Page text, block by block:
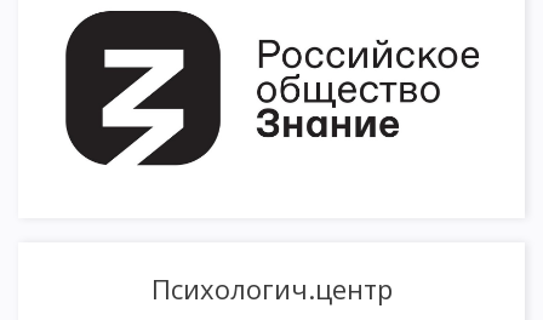
Психологич.центр